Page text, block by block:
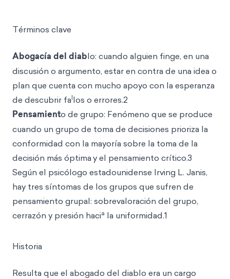
Términos clave
Abogacía del diablo: cuando alguien finge, en una
discusión o argumento, estar en contra de una idea o
plan que cuenta con mucho apoyo con la esperanza
de descubrir fallos o errores.2
Pensamiento de grupo: Fenómeno que se produce
cuando un grupo de toma de decisiones prioriza la
conformidad con la mayoría sobre la toma de la
decisión más óptimay el pensamiento crítico.3
Según el psicólogo estadounidense Irving L. Janis,
hay tres síntomas de los grupos que sufren de
pensamiento grupal: sobrevaloración del grupo,
cerrazón y presión hacia la uniformidad.1
Historia
Resulta que el abogado del diablo era un cargo